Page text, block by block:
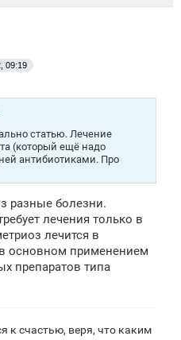
09:19
статью. Лечение
(который ещё надо
антибиотиками. Про
разные болезни.
лечения только в
лечится в
основном применением
препаратов типа
к счастью, веря, что каким